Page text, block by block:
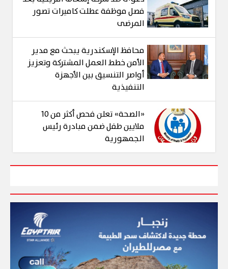
فصل موظفة عطلت كاميرات تصور
المرضى
محافظ الإسكندرية يبحث مع مدير
الأمن خطط العمل المشتركة وتعزيز
أواصر التنسيق بين الأجهزة
التنفيذية
«الصحة» تعلن فحص أكثر من 10
ملايين طفل ضمن مبادرة رئيس
الجمهورية